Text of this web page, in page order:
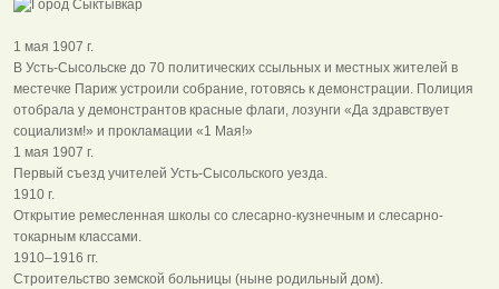
1 мая 1907 г.
В Усть-Сысольске до 70 политических ссыльных и местных жителей в
местечке Париж устроили собрание, готовясь к демонстрации. Полиция
отобрала у демонстрантов красные флаги, лозунги «Да здравствует
социализм!» и прокламации «1 Мая!»
1 мая 1907 г.
Первый съезд учителей Усть-Сысольского уезда.
1910 г.
Открытие ремесленная школы со слесарно-кузнечным и слесарно-
токарным классами.
1910–1916 гг.
Строительство земской больницы (ныне родильный дом).